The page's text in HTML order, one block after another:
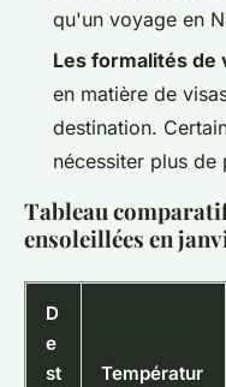
qu'un voyage en
Les formalités de
en matière de
destination.
nécessiter plus
Tableau
ensoleillées en
D
e
st
Températur